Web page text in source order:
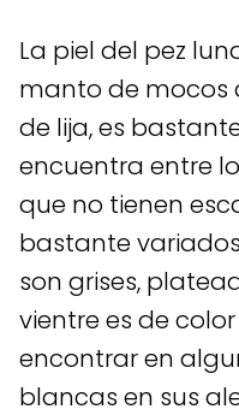
La piel del pez
manto de mocos
de lija, es
encuentra entre
que no tienen
bastante
son grises,
vientre es de
encontrar en
blancas en sus